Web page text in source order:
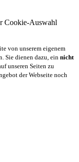
Cookie-Auswahl
von unserem eigenem
Sie dienen dazu, ein nicht
unseren Seiten zu
der Webseite noch